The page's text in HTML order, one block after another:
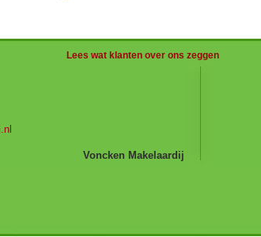
Lees wat klanten over ons zeggen
Voncken Makelaardij